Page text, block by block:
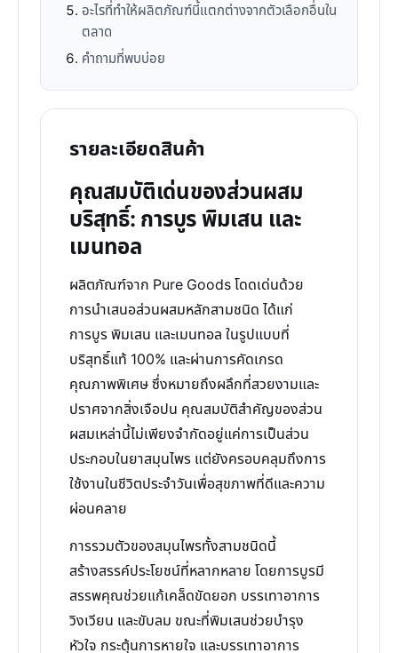
อะไรที่ทำให้ผลิตภัณฑ์นี้แตกต่างจากตัวเลือกอื่นใน
ตลาด
คำถามที่พบบ่อย
รายละเอียดสินค้า
คุณสมบัติเด่นของส่วนผสม
บริสุทธิ์: การบูร พิมเสน และ
เมนทอล
ผลิตภัณฑ์จาก Pure Goods โดดเด่นด้วย
การนำเสนอส่วนผสมหลักสามชนิด ได้แก่
การบูร พิมเสน และเมนทอล ในรูปแบบที่
บริสุทธิ์แท้ 100% และผ่านการคัดเกรด
คุณภาพพิเศษ ซึ่งหมายถึงผลึกที่สวยงามและ
ปราศจากสิ่งเจือปน คุณสมบัติสำคัญของส่วน
ผสมเหล่านี้ไม่เพียงจำกัดอยู่แค่การเป็นส่วน
ประกอบในยาสมุนไพร แต่ยังครอบคลุมถึงการ
ใช้งานในชีวิตประจำวันเพื่อสุขภาพที่ดีและความ
ผ่อนคลาย
การรวมตัวของสมุนไพรทั้งสามชนิดนี้
สร้างสรรค์ประโยชน์ที่หลากหลาย โดยการบูรมี
สรรพคุณช่วยแก้เคล็ดขัดยอก บรรเทาอาการ
วิงเวียน และขับลม ขณะที่พิมเสนช่วยบำรุง
หัวใจ กระตุ้นการหายใจ และบรรเทาอาการ